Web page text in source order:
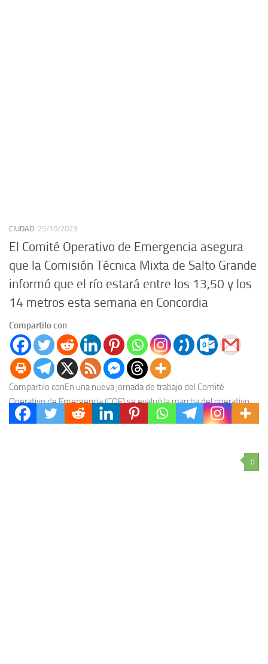
CIUDAD 25/10/2023
El Comité Operativo de Emergencia asegura
que la Comisión Técnica Mixta de Salto Grande
informó que el río estará entre los 13,50 y los
14 metros esta semana en Concordia
Compartilo con
Compartilo conEn una nueva jornada de trabajo del Comité
Operativo de Emergencia (COE) se evaluó la marcha del operativo
de contención que se lleva adelante...
0